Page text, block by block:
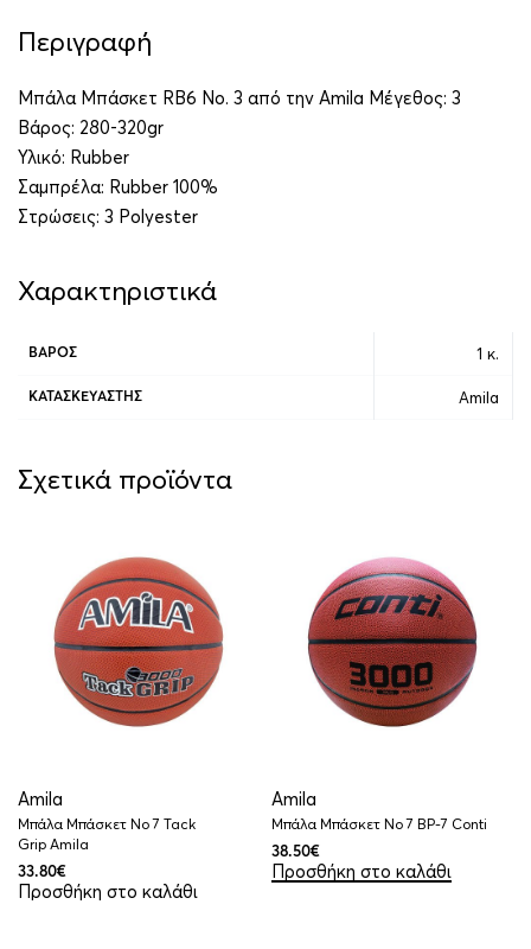
Περιγραφή
Μπάλα Μπάσκετ RB6 No. 3 από την Amila Μέγεθος: 3
Βάρος: 280-320gr
Υλικό: Rubber
Σαμπρέλα: Rubber 100%
Στρώσεις: 3 Polyester
Χαρακτηριστικά
ΒΆΡΟΣ 1 κ.
ΚΑΤΑΣΚΕΥΑΣΤΉΣ Amila
Σχετικά προϊόντα
Amila
Μπάλα Μπάσκετ No 7 Tack
Grip Amila
33.80€
Προσθήκη στο καλάθι
Amila
Μπάλα Μπάσκετ No 7 BP-7 Conti
38.50€
Προσθήκη στο καλάθι